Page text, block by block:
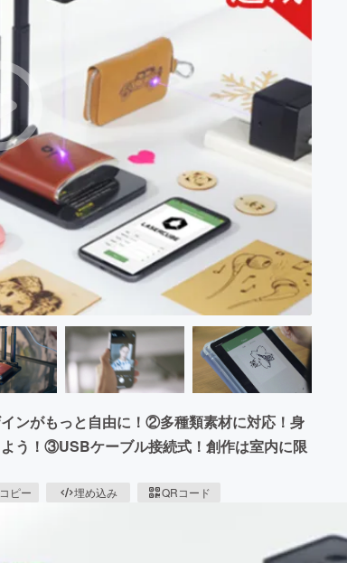
ンがもっと自由に！②多種類素材に対応！身
う！③USBケーブル接続式！創作は室内に限
ピー 埋め込み QRコード